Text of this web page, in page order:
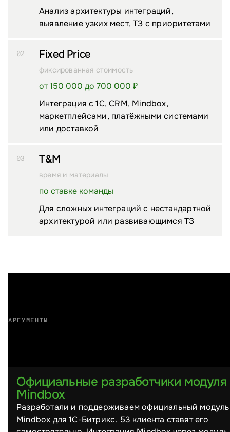
Анализ архитектуры интеграций,
выявление узких мест, ТЗ с приоритетами
02 Fixed Price
фиксированная стоимость
Интеграция с 1С, CRM, Mindbox,
маркетплейсами, платёжными системами
или доставкой
от 150 000 до 700 000 ₽
03 T&M
время и материалы
Для сложных интеграций с нестандартной
архитектурой или развивающимся ТЗ
по ставке команды
АРГУМЕНТЫ
Официальные разработчики модуля
Mindbox
Разработали и поддерживаем официальный модуль
Mindbox для 1С-Битрикс. 53 клиента ставят его